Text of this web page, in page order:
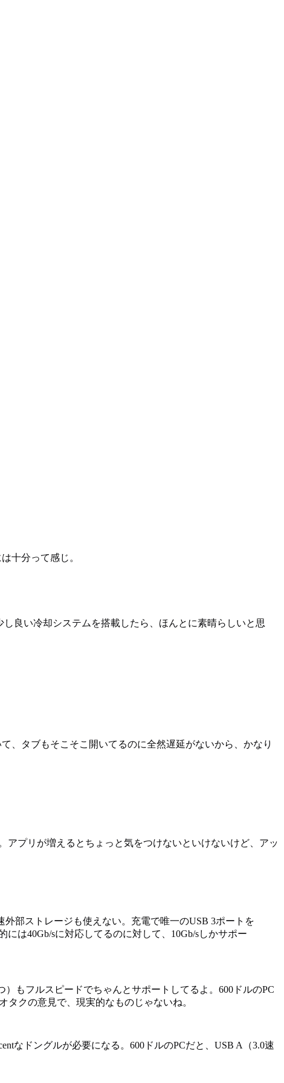
十分って感じ。
良い冷却システムを搭載したら、ほんとに素晴らしいと思
、タブもそこそこ開いてるのに全然遅延がないから、かなり
アプリが増えるとちょっと気をつけないといけないけど、アッ
部ストレージも使えない。充電で唯一のUSB 3ポートを
は40Gb/sに対応してるのに対して、10Gb/sしかサポー
もフルスピードでちゃんとサポートしてるよ。600ドルのPC
クの意見で、現実的なものじゃないね。
なドングルが必要になる。600ドルのPCだと、USB A（3.0速